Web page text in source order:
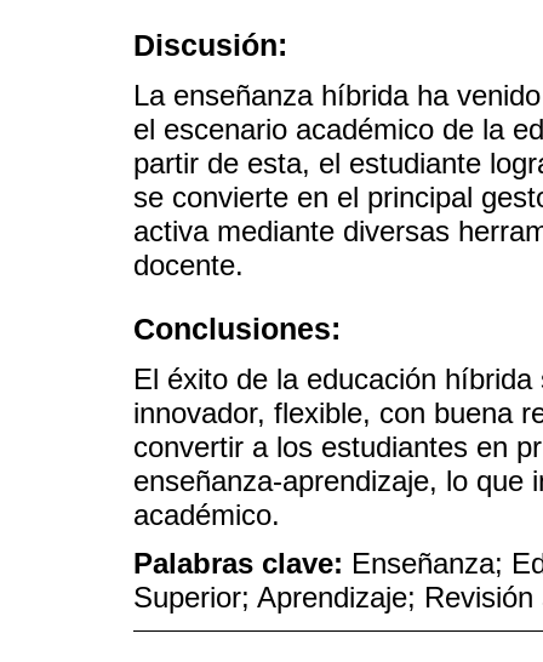
Discusión:
La enseñanza híbrida ha
el escenario académico de la
partir de esta, el estudiante
se convierte en el principal
activa mediante diversas
docente.
Conclusiones:
El éxito de la educación
innovador, flexible, con buena
convertir a los estudiantes en
enseñanza-aprendizaje, lo que
académico.
Palabras clave: Enseñanza;
Superior; Aprendizaje;